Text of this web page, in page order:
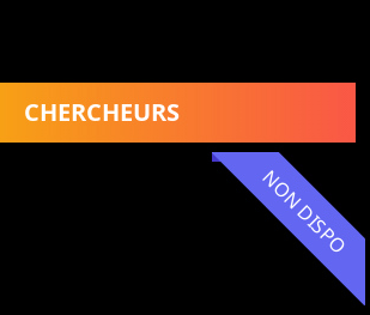
CHERCHEURS
NON DISPO